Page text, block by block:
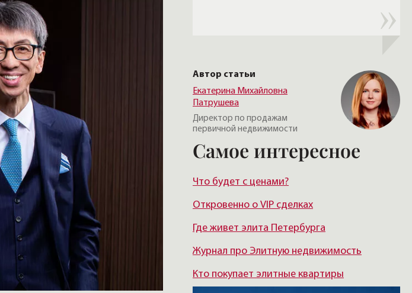
Автор статьи
Екатерина Михайловна
Патрушева
Директор по продажам
первичной недвижимости
Самое интересное
Что будет с ценами?
Откровенно о VIP сделках
Где живет элита Петербурга
Журнал про Элитную недвижимость
Кто покупает элитные квартиры